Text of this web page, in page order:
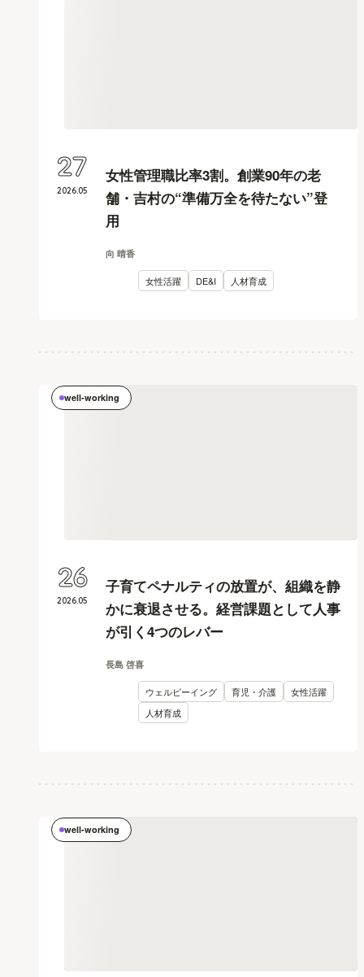
女性管理職比率3割。創業90年の老
舗・吉村の“準備万全を待たない”登
用
向 晴香
女性活躍 DE&I 人材育成
2026.05
27
well-working
子育てペナルティの放置が、組織を静
かに衰退させる。経営課題として人事
が引く4つのレバー
長島 啓喜
ウェルビーイング 育児・介護
女性活躍
人材育成
2026.05
26
well-working